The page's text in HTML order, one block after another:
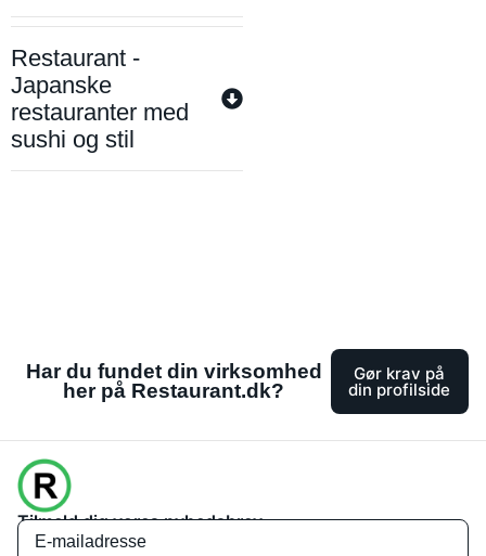
Restaurant -
Japanske
restauranter med
sushi og stil
Har du fundet din virksomhed
her på Restaurant.dk?
Gør krav på
din profilside
Tilmeld dig vores nyhedsbrev